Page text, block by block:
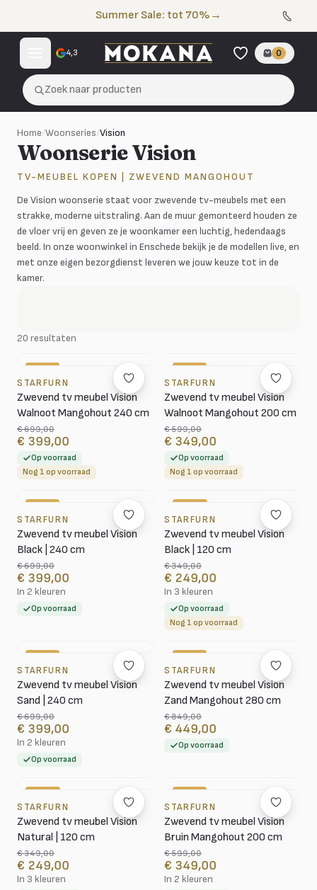
Summer Sale: tot 70% →
4,3 0
Zoek naar producten
Home/Woonseries/Vision
Woonserie Vision
TV-MEUBEL KOPEN | ZWEVEND MANGOHOUT
De Vision woonserie staat voor zwevende tv-meubels met een
strakke, moderne uitstraling. Aan de muur gemonteerd houden ze
de vloer vrij en geven ze je woonkamer een luchtig, hedendaags
beeld. In onze woonwinkel in Enschede bekijk je de modellen live, en
met onze eigen bezorgdienst leveren we jouw keuze tot in de
kamer.
20 resultaten
STARFURN
Zwevend tv meubel Vision
Walnoot Mangohout 240 cm
€ 699,00
€ 399,00
Op voorraad
Nog 1 op voorraad
STARFURN
Zwevend tv meubel Vision
Walnoot Mangohout 200 cm
€ 599,00
€ 349,00
Op voorraad
Nog 1 op voorraad
STARFURN
Zwevend tv meubel Vision
Black | 240 cm
€ 699,00
€ 399,00
In 2 kleuren
Op voorraad
STARFURN
Zwevend tv meubel Vision
Black | 120 cm
€ 349,00
€ 249,00
In 3 kleuren
Op voorraad
Nog 1 op voorraad
STARFURN
Zwevend tv meubel Vision
Sand | 240 cm
€ 699,00
€ 399,00
In 2 kleuren
Op voorraad
STARFURN
Zwevend tv meubel Vision
Zand Mangohout 280 cm
€ 849,00
€ 449,00
Op voorraad
STARFURN
Zwevend tv meubel Vision
Natural | 120 cm
€ 349,00
€ 249,00
In 3 kleuren
STARFURN
Zwevend tv meubel Vision
Bruin Mangohout 200 cm
€ 599,00
€ 349,00
In 2 kleuren